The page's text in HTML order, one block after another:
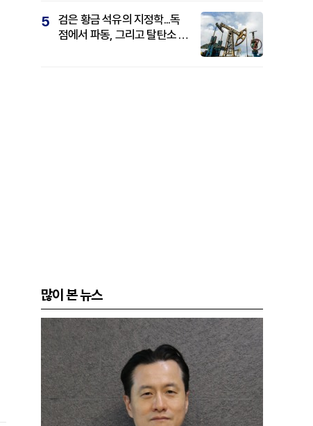
5
검은 황금 석유의 지정학...독
점에서 파동, 그리고 탈탄소 패
많이 본 뉴스